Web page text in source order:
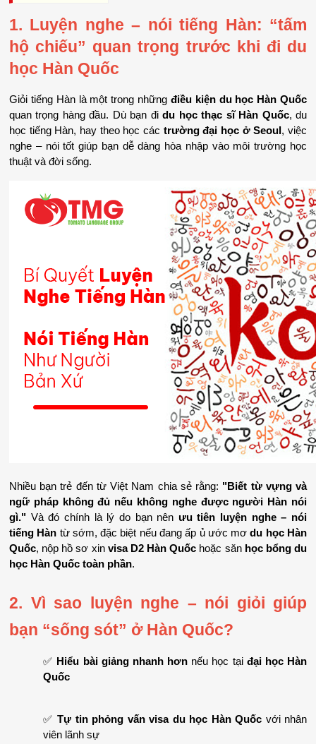
1. Luyện nghe – nói tiếng Hàn: “tấm
hộ chiếu” quan trọng trước khi đi du
học Hàn Quốc
Giỏi tiếng Hàn là một trong những điều kiện du học Hàn Quốc
quan trọng hàng đầu. Dù bạn đi du học thạc sĩ Hàn Quốc, du
học tiếng Hàn, hay theo học các trường đại học ở Seoul , việc
nghe – nói tốt giúp bạn dễ dàng hòa nhập vào môi trường học
thuật và đời sống.
Nhiều bạn trẻ đến từ Việt Nam chia sẻ rằng: "Biết từ vựng và
ngữ pháp không đủ nếu không nghe được người Hàn nói
gì." Và đó chính là lý do bạn nên ưu tiên luyện nghe – nói
tiếng Hàn từ sớm, đặc biệt nếu đang ấp ủ ước mơ du học Hàn
Quốc, nộp hồ sơ xin visa D2 Hàn Quốc hoặc săn học bổng du
học Hàn Quốc toàn phần.
2. Vì sao luyện nghe – nói giỏi giúp
bạn “sống sót” ở Hàn Quốc?
✅ Hiểu bài giảng nhanh hơn nếu học tại đại học Hàn
Quốc
✅ Tự tin phỏng vấn visa du học Hàn Quốc với nhân
viên lãnh sự